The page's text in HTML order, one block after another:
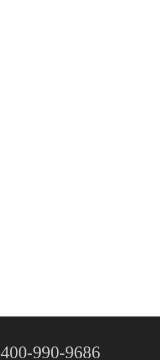
400-990-9686